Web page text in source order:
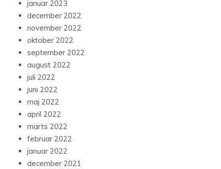
januar 2023
december 2022
november 2022
oktober 2022
september 2022
august 2022
juli 2022
juni 2022
maj 2022
april 2022
marts 2022
februar 2022
januar 2022
december 2021